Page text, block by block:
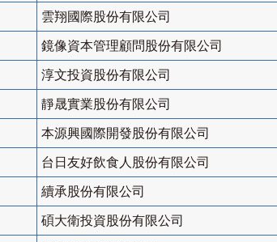
雲翔國際股份有限公司
鏡像資本管理顧問股份有限公司
淳文投資股份有限公司
靜晟實業股份有限公司
本源興國際開發股份有限公司
台日友好飲食人股份有限公司
續承股份有限公司
碩大衛投資股份有限公司